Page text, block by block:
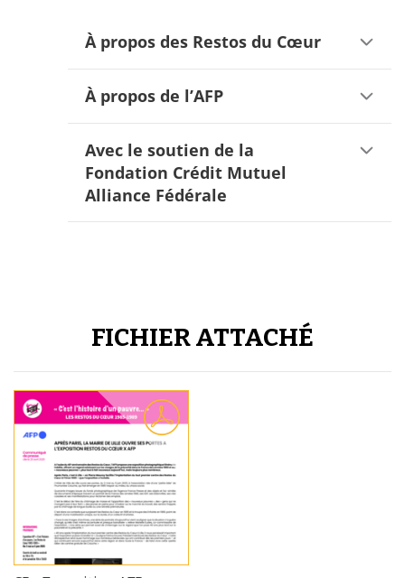
À propos des Restos du Cœur
À propos de l’AFP
Avec le soutien de la
Fondation Crédit Mutuel
Alliance Fédérale
FICHIER ATTACHÉ